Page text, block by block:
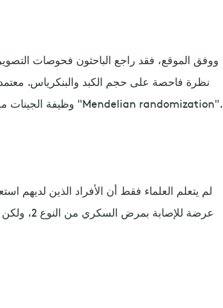
نظرة فاحصة على حجم الكبد والبنكرياس.
وظيفة الجينات من أجل فحص السبب والنتيجة المعروف باسم "Mendelian randomization".
لم يتعلم العلماء فقط أن الأفراد الذين لديهم